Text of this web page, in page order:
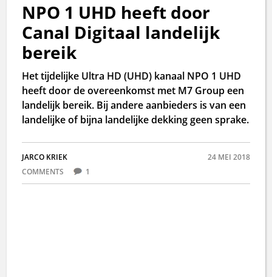
NPO 1 UHD heeft door
Canal Digitaal landelijk
bereik
Het tijdelijke Ultra HD (UHD) kanaal NPO 1 UHD
heeft door de overeenkomst met M7 Group een
landelijk bereik. Bij andere aanbieders is van een
landelijke of bijna landelijke dekking geen sprake.
JARCO KRIEK
24 MEI 2018
COMMENTS
1